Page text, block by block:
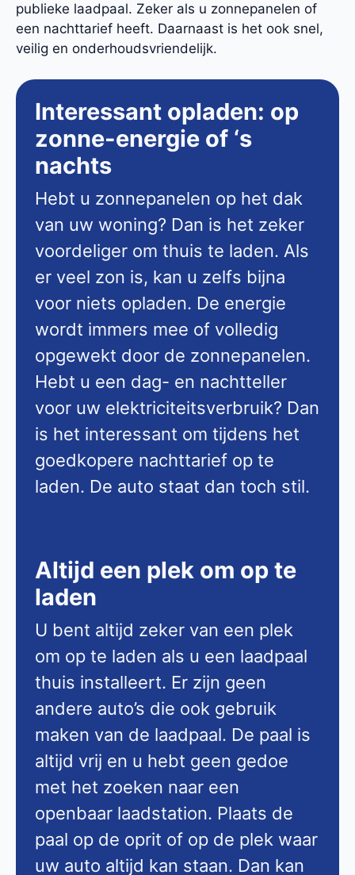
publieke laadpaal. Zeker als u zonnepanelen of
een nachttarief heeft. Daarnaast is het ook snel,
veilig en onderhoudsvriendelijk.
Interessant opladen: op
zonne-energie of ‘s
nachts
Hebt u zonnepanelen op het dak
van uw woning? Dan is het zeker
voordeliger om thuis te laden. Als
er veel zon is, kan u zelfs bijna
voor niets opladen. De energie
wordt immers mee of volledig
opgewekt door de zonnepanelen.
Hebt u een dag- en nachtteller
voor uw elektriciteitsverbruik? Dan
is het interessant om tijdens het
goedkopere nachttarief op te
laden. De auto staat dan toch stil.
Altijd een plek om op te
laden
U bent altijd zeker van een plek
om op te laden als u een laadpaal
thuis installeert. Er zijn geen
andere auto’s die ook gebruik
maken van de laadpaal. De paal is
altijd vrij en u hebt geen gedoe
met het zoeken naar een
openbaar laadstation. Plaats de
paal op de oprit of op de plek waar
uw auto altijd kan staan. Dan kan